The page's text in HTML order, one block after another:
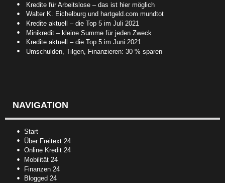
Kredite für Arbeitslose – das ist hier möglich
Walter K. Eichelburg und hartgeld.com mundtot
Kredite aktuell – die Top 5 im Juli 2021
Minikredit – kleine Summe für jeden Zweck
Kredite aktuell – die Top 5 im Juni 2021
Umschulden, Tilgen, Finanzieren: 30 % sparen
NAVIGATION
Start
Über Freitext 24
Online Kredit 24
Mobilität 24
Finanzen 24
Blogged 24